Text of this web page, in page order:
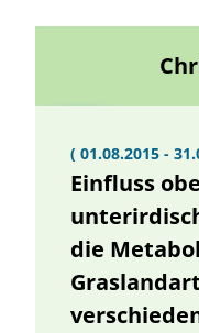
( 01.08.2015 -
Einfluss
die